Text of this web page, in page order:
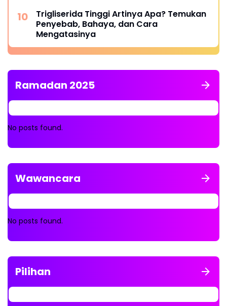
Trigliserida Tinggi Artinya Apa? Temukan
Penyebab, Bahaya, dan Cara
Mengatasinya
Ramadan 2025
No posts found.
Wawancara
No posts found.
Pilihan